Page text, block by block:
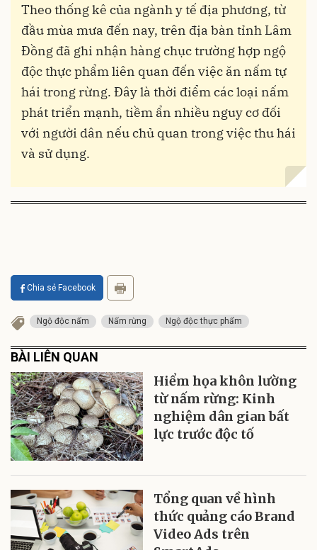
Theo thống kê của ngành y tế địa phương, từ
đầu mùa mưa đến nay, trên địa bàn tỉnh Lâm
Đồng đã ghi nhận hàng chục trường hợp ngộ
độc thực phẩm liên quan đến việc ăn nấm tự
hái trong rừng. Đây là thời điểm các loại nấm
phát triển mạnh, tiềm ẩn nhiều nguy cơ đối
với người dân nếu chủ quan trong việc thu hái
và sử dụng.
Chia sẻ Facebook
Ngộ độc nấm Nấm rừng Ngộ độc thực phẩm
BÀI LIÊN QUAN
Hiểm họa khôn lường
từ nấm rừng: Kinh
nghiệm dân gian bất
lực trước độc tố
Tổng quan về hình
thức quảng cáo Brand
Video Ads trên